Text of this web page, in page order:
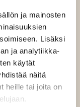
ja mainosten
Lisäksi
ja analytiikka-
käytät
näitä
heille tai joita on